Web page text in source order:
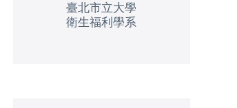
臺北市立大學
衛生福利學系